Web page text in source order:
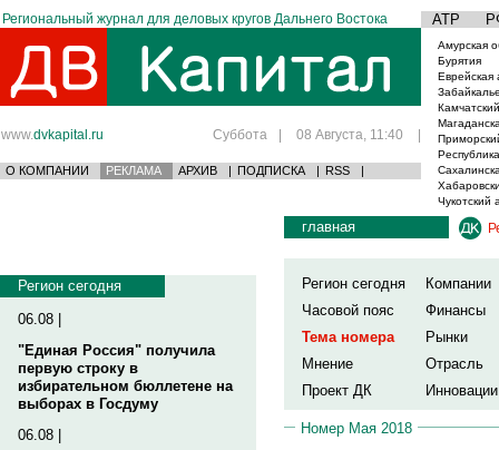
Региональный журнал для деловых кругов Дальнего Востока АТР
www.dvkapital.ru Суббота | 08 Августа, 11:40 |
О КОМПАНИИ РЕКЛАМА АРХИВ | ПОДПИСКА | RSS |
Амурская
Бурятия
Еврейская
Чукотский
Регион сегодня
06.08 |
"Единая Россия" получила
первую строку в
избирательном бюллетене на
выборах в Госдуму
06.08 |
главная
Регион сегодня
Компании
Часовой пояс
Финансы
Тема номера
Рынки
Мнение
Отрасль
Проект ДК
Инновации
Номер Мая 2018